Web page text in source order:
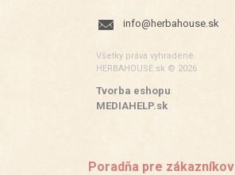
info@herbahouse.sk
Všetky práva vyhradené.
HERBAHOUSE.sk © 2026
Tvorba eshopu:
MEDIAHELP.sk
Poradňa pre zákazníkov